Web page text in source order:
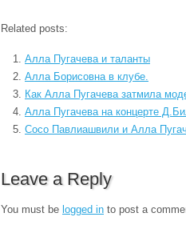
Related posts:
Алла Пугачева и таланты
Алла Борисовна в клубе.
Как Алла Пугачева затмила
Алла Пугачева на концерте
Сосо Павлиашвили и Алла
Leave a Reply
You must be logged in to post a